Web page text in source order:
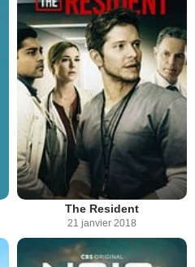
The Resident
21 janvier 2018